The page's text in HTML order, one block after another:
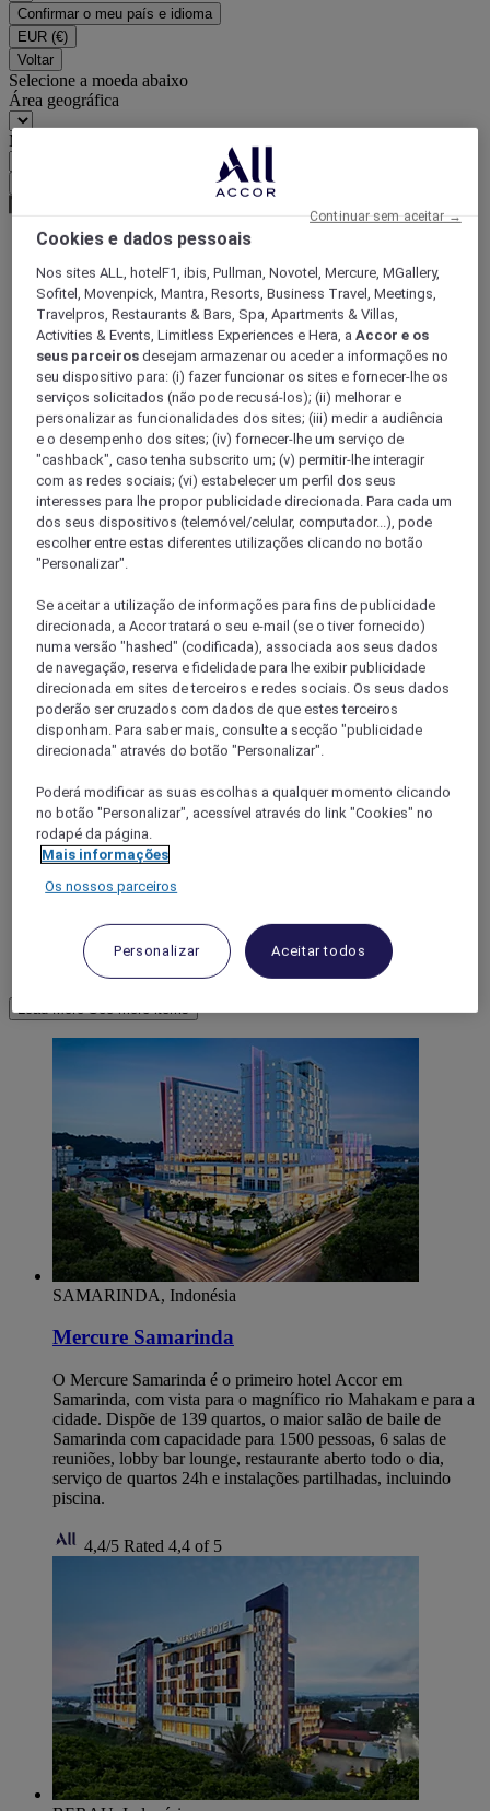
Confirmar o meu país e idioma
EUR (€)
Voltar
Selecione a moeda abaixo
Área geográfica
Moeda
World
Asia
Indonesia
BORNEO
Kalimantan central
Kalimantan Occidental
Kalimantan Oriental
Kalimantan Du Sud
Load More See more items
SAMARINDA, Indonésia
Mercure Samarinda
O Mercure Samarinda é o primeiro hotel Accor em
Samarinda, com vista para o magnífico rio Mahakam e para a
cidade. Dispõe de 139 quartos, o maior salão de baile de
Samarinda com capacidade para 1500 pessoas, 6 salas de
reuniões, lobby bar lounge, restaurante aberto todo o dia,
serviço de quartos 24h e instalações partilhadas, incluindo
piscina.
4,4/5 Rated 4,4 of 5
Cookies e dados pessoais
Nos sites ALL, hotelF1, ibis, Pullman, Novotel, Mercure, MGallery,
Sofitel, Movenpick, Mantra, Resorts, Business Travel, Meetings,
Travelpros, Restaurants & Bars, Spa, Apartments & Villas,
Activities & Events, Limitless Experiences e Hera, aAccor e os
seus parceiros desejam armazenar ou aceder a informações no
seu dispositivo para: (i) fazer funcionar os sites e fornecer-lhe os
serviços solicitados (não pode recusá-los); (ii) melhorar e
personalizar as funcionalidades dos sites; (iii) medir a audiência
e o desempenho dos sites; (iv) fornecer-lhe um serviço de
"cashback", caso tenha subscrito um; (v) permitir-lhe interagir
com as redes sociais; (vi) estabelecer um perfil dos seus
interesses para lhe propor publicidade direcionada. Para cada um
dos seus dispositivos (telemóvel/celular, computador...), pode
escolher entre estas diferentes utilizações clicando no botão
"Personalizar".
Se aceitar a utilização de informações para fins de publicidade
direcionada, a Accor tratará o seu e-mail (se o tiver fornecido)
numa versão "hashed" (codificada), associada aos seus dados
de navegação, reserva e fidelidade para lhe exibir publicidade
direcionada em sites de terceiros e redes sociais. Os seus dados
poderão ser cruzados com dados de que estes terceiros
disponham. Para saber mais, consulte a secção "publicidade
direcionada" através do botão "Personalizar".
Poderá modificar as suas escolhas a qualquer momento clicando
no botão "Personalizar", acessível através do link "Cookies" no
rodapé da página.
Mais informações
Os nossos parceiros
Personalizar Aceitar todos
Continuar sem aceitar →